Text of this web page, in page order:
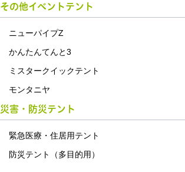
その他イベントテント
ニューパイプZ
かんたんてんと3
ミスタークイックテント
モンタニヤ
災害・防災テント
緊急医療・住居用テント
防災テント（多目的用）